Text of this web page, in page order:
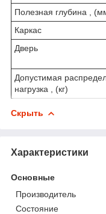
Полезная глубина ,
Каркас
Дверь
Допустимая
нагрузка , (кг)
Скрыть
Характеристики
Основные
Производитель
Состояние